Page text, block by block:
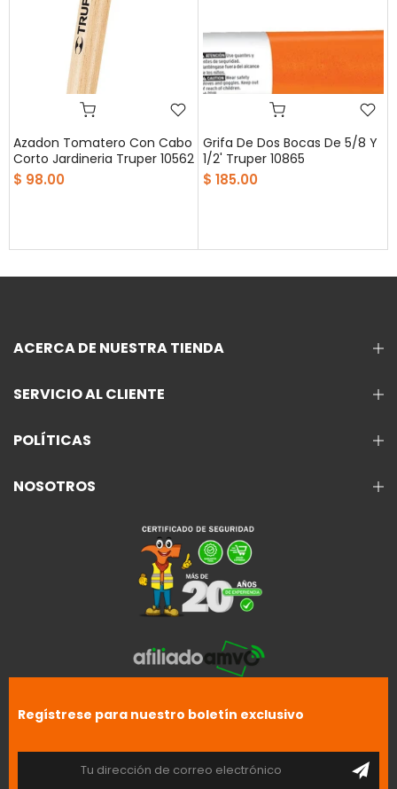
Azadon Tomatero Con Cabo
Corto Jardineria Truper 10562
$ 98.00
Grifa De Dos Bocas De 5/8 Y
1/2' Truper 10865
$ 185.00
ACERCA DE NUESTRA TIENDA
SERVICIO AL CLIENTE
POLÍTICAS
NOSOTROS
Regístrese para nuestro boletín exclusivo